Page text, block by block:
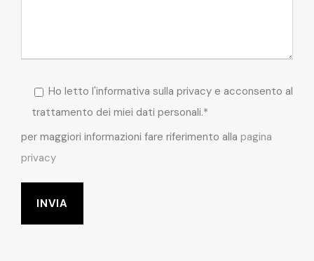
Ho letto l'informativa sulla privacy e acconsento al
trattamento dei miei dati personali.*
per maggiori informazioni fare riferimento alla pagina
privacy